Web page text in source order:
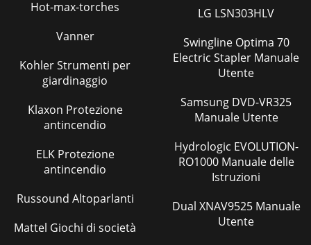
Hot-max-torches
Vanner
Kohler Strumenti per
giardinaggio
Klaxon Protezione
antincendio
ELK Protezione
antincendio
Russound Altoparlanti
Mattel Giochi di società
LG LSN303HLV
Swingline Optima 70
Electric Stapler Manuale
Utente
Samsung DVD-VR325
Manuale Utente
Hydrologic EVOLUTION-
RO1000 Manuale delle
Istruzioni
Dual XNAV9525 Manuale
Utente